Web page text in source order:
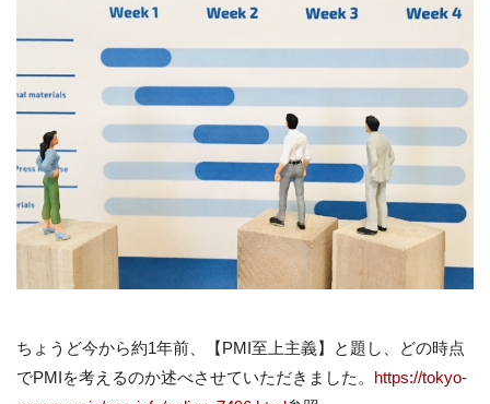
ちょうど今から約1年前、【PMI至上主義】と題し、どの時点
でPMIを考えるのか述べさせていただきました。 https://tokyo-